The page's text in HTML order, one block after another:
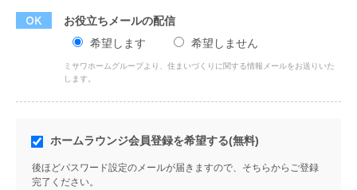
お役立ちメールの配信
希望します
希望しません
ミサワホームグループより、住まいづくりに関する情報メールをお送りいた
します。
ホームラウンジ会員登録を希望する(無料)
後ほどパスワード設定のメールが届きますので、そちらからご登録
完了ください。